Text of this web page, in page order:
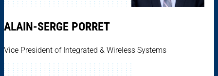
ALAIN-SERGE PORRET
Vice President of Integrated & Wireless Systems